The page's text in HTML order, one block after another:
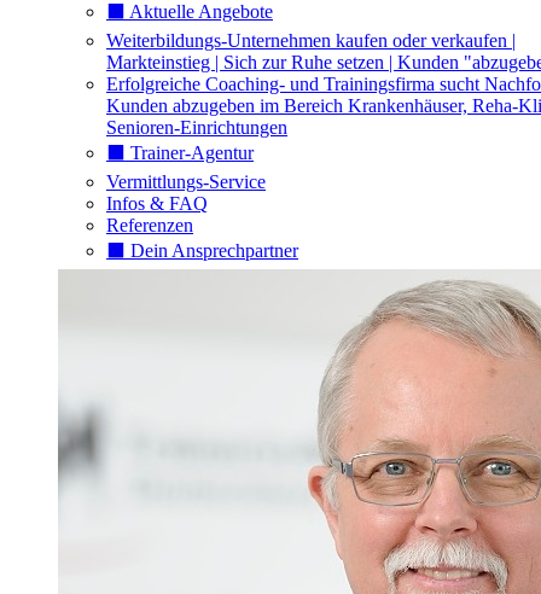
⬛️ Aktuelle Angebote
Weiterbildungs-Unternehmen kaufen oder verkaufen |
Markteinstieg | Sich zur Ruhe setzen | Kunden
Erfolgreiche Coaching- und Trainingsfirma sucht
Kunden abzugeben im Bereich Krankenhäuser, Reha-
Senioren-Einrichtungen
⬛️ Trainer-Agentur
Vermittlungs-Service
Infos & FAQ
Referenzen
⬛️ Dein Ansprechpartner